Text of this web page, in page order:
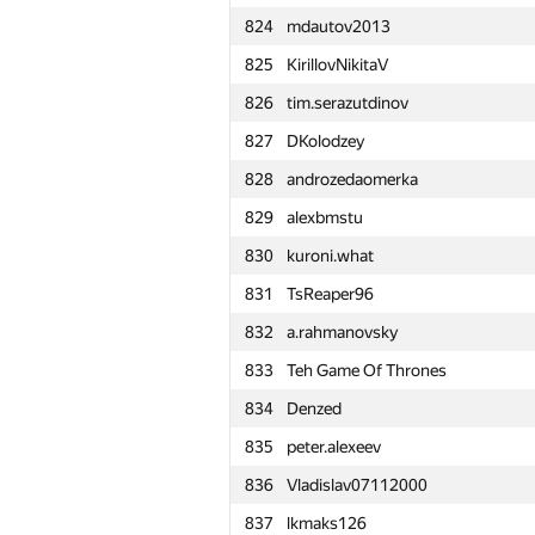
824
mdautov2013
825
KirillovNikitaV
826
tim.serazutdinov
827
DKolodzey
828
androzedaomerka
829
alexbmstu
830
kuroni.what
831
TsReaper96
832
a.rahmanovsky
833
Teh Game Of Thrones
834
Denzed
835
peter.alexeev
836
Vladislav07112000
837
lkmaks126
801 darnley
802
helikthacker
803
Anastasiya.Zhyrkevich
804
e_vitaliy
805
kernalex256
806
jpsbur
807
Миша Прохоров
808
Murat Ekici
809
jk.qq
810
Ильдар Ялалов
811
alexicon007
812
kormyshov
813
danya.smelskiy
814
namnefternamn